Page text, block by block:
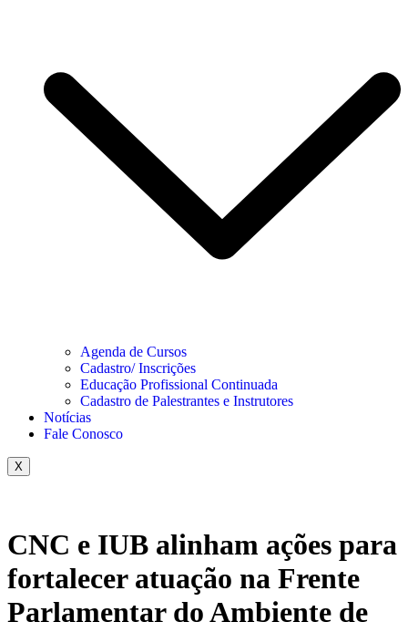
Agenda de Cursos
Cadastro/ Inscrições
Educação Profissional Continuada
Cadastro de Palestrantes e Instrutores
Notícias
Fale Conosco
X
CNC e IUB alinham ações para
fortalecer atuação na Frente
Parlamentar do Ambiente de